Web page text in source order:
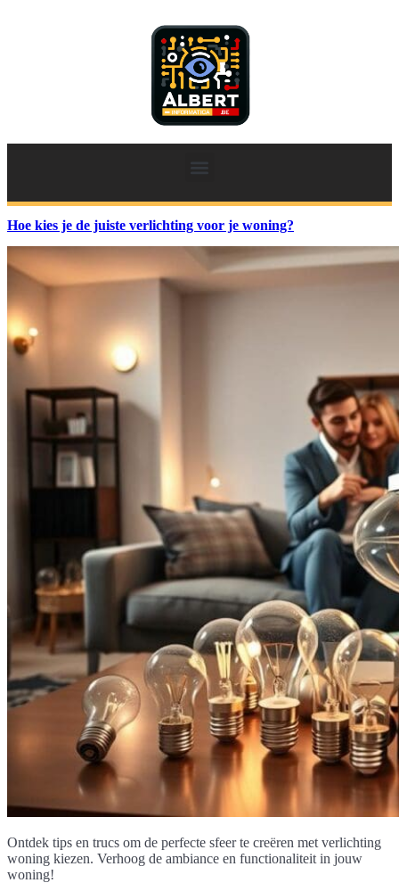
Hoe kies je de juiste verlichting voor je woning?
Ontdek tips en trucs om de perfecte sfeer te creëren met verlichting
woning kiezen. Verhoog de ambiance en functionaliteit in jouw
woning!